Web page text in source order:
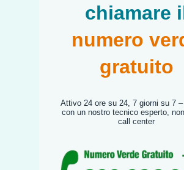
chiamare
numero
gratuito
Attivo 24 ore su 24, 7 giorni su 7 –
con un nostro tecnico esperto,
call center